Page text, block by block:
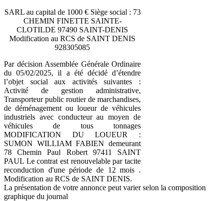
SARL au capital de 1000 € Siège social : 73
CHEMIN FINETTE SAINTE-
CLOTILDE 97490 SAINT-DENIS
Modification au RCS de SAINT DENIS
928305085
Par décision Assemblée Générale Ordinaire
du 05/02/2025, il a été décidé d’étendre
l’objet social aux activités suivantes :
Activité de gestion administrative,
Transporteur public routier de marchandises,
de déménagement ou loueur de véhicules
industriels avec conducteur au moyen de
véhicules de tous tonnages
MODIFICATION DU LOUEUR :
SUMON WILLIAM FABIEN demeurant
78 Chemin Paul Robert 97411 SAINT
PAUL Le contrat est renouvelable par tacite
reconduction d'une période de 12 mois .
Modification au RCS de SAINT DENIS.
La présentation de votre annonce peut varier selon la composition
graphique du journal